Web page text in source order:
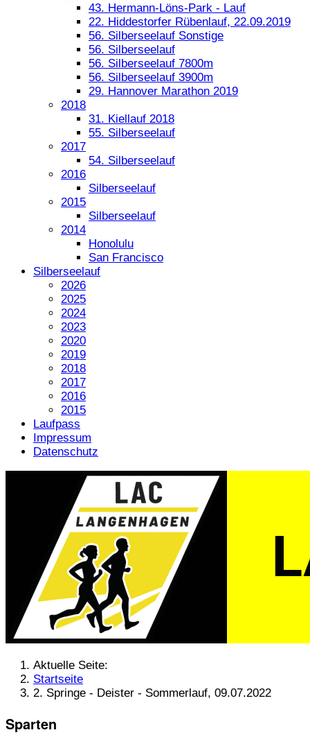
43. Hermann-Löns-Park - Lauf
22. Hiddestorfer Rübenlauf, 22.09.2019
56. Silberseelauf Sonstige
56. Silberseelauf
56. Silberseelauf 7800m
56. Silberseelauf 3900m
29. Hannover Marathon 2019
2018
31. Kiellauf 2018
55. Silberseelauf
2017
54. Silberseelauf
2016
Silberseelauf
2015
Silberseelauf
2014
Honolulu
San Francisco
Silberseelauf
2026
2025
2024
2023
2020
2019
2018
2017
2016
2015
Laufpass
Impressum
Datenschutz
Aktuelle Seite:
Startseite
2. Springe - Deister - Sommerlauf, 09.07.2022
Sparten